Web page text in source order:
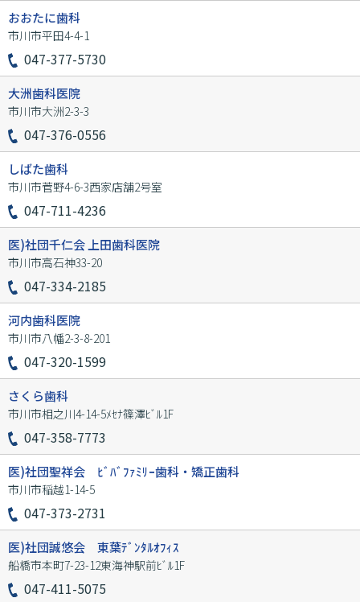
おおたに歯科
市川市平田4-4-1
047-377-5730
大洲歯科医院
市川市大洲2-3-3
047-376-0556
しばた歯科
市川市菅野4-6-3西家店舗2号室
047-711-4236
医)社団千仁会 上田歯科医院
市川市高石神33-20
047-334-2185
河内歯科医院
市川市八幡2-3-8-201
047-320-1599
さくら歯科
市川市相之川4-14-5ﾒｾﾅ篠澤ﾋﾞﾙ1F
047-358-7773
医)社団聖祥会 ﾋﾞﾊﾞﾌｧﾐﾘｰ歯科・矯正歯科
市川市稲越1-14-5
047-373-2731
医)社団誠悠会 東葉ﾃﾞﾝﾀﾙｵﾌｨｽ
船橋市本町7-23-12東海神駅前ﾋﾞﾙ1F
047-411-5075